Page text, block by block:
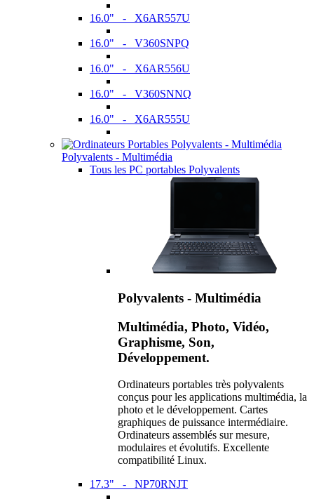
16.0" - X6AR557U
16.0" - V360SNPQ
16.0" - X6AR556U
16.0" - V360SNNQ
16.0" - X6AR555U
Polyvalents - Multimédia
Tous les PC portables Polyvalents
Polyvalents - Multimédia
Multimédia, Photo, Vidéo,
Graphisme, Son,
Développement.
Ordinateurs portables très polyvalents
conçus pour les applications multimédia, la
photo et le développement. Cartes
graphiques de puissance intermédiaire.
Ordinateurs assemblés sur mesure,
modulaires et évolutifs. Excellente
compatibilité Linux.
17.3" - NP70RNJT